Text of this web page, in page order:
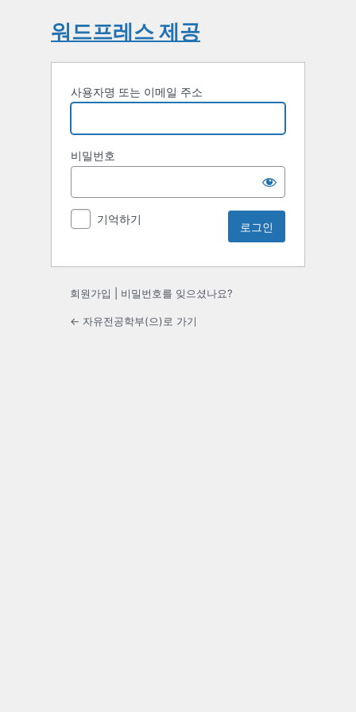
워드프레스 제공
사용자명 또는 이메일 주소
비밀번호
기억하기
회원가입 비밀번호를 잊으셨나요?
← 자유전공학부(으)로 가기